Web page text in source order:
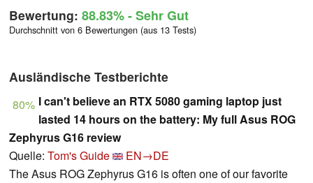
Bewertung: 88.83%- Sehr Gut
Durchschnitt von 6 Bewertungen (aus 13 Tests)
Ausländische Testberichte
80% I can't believe an RTX 5080 gaming laptop just
lasted 14 hours on the battery: My full Asus ROG
Zephyrus G16 review
Quelle: Tom's Guide
EN→DE
The Asus ROG Zephyrus G16 is often one of our favorite